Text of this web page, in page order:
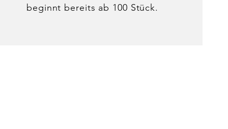
beginnt bereits ab 100 Stück.